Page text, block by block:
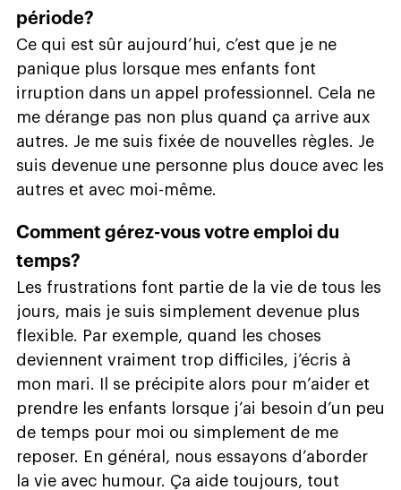
période?
Ce qui est sûr aujourd’hui, c’est que je ne
panique plus lorsque mes enfants font
irruption dans un appel professionnel. Cela ne
me dérange pas non plus quand ça arrive aux
autres. Je me suis fixée de nouvelles règles. Je
suis devenue une personne plus douce avec les
autres et avec moi-même.
Comment gérez-vous votre emploi du
temps?
Les frustrations font partie de la vie de tous les
jours, mais je suis simplement devenue plus
flexible. Par exemple, quand les choses
deviennent vraiment trop difficiles, j’écris à
mon mari. Il se précipite alors pour m’aider et
prendre les enfants lorsque j’ai besoin d’un peu
de temps pour moi ou simplement de me
reposer. En général, nous essayons d’aborder
la vie avec humour. Ça aide toujours, tout